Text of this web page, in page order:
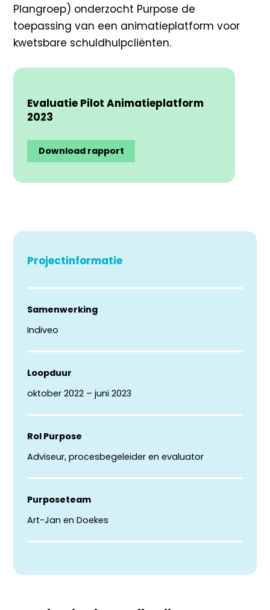
Plangroep) onderzocht Purpose de
toepassing van een animatieplatform voor
kwetsbare schuldhulpcliënten.
Evaluatie Pilot Animatieplatform
2023
Download rapport
Projectinformatie
Samenwerking
Indiveo
Loopduur
oktober 2022 – juni 2023
Rol Purpose
Adviseur, procesbegeleider en evaluator
Purposeteam
Art-Jan en Doekes